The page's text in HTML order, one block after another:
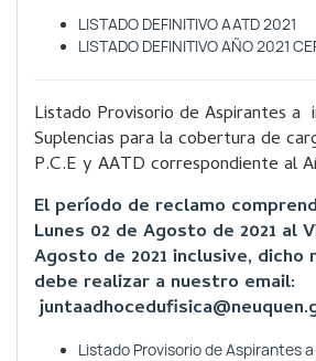
LISTADO DEFINITIVO AATD 2021
LISTADO DEFINITIVO AÑO 2021
Listado Provisorio de Aspirantes
Suplencias para la cobertura de
P.C.E y AATD correspondiente al
El período de reclamo
Lunes 02 de Agosto de 2021 al
Agosto de 2021 inclusive, dicho
debe realizar a nuestro email:
Listado Provisorio de Aspirantes